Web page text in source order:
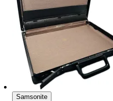
Samsonite